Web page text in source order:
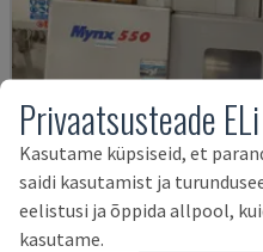
Privaatsusteade
Kasutame küpsiseid, et
saidi kasutamist ja
eelistusi ja õppida allpool,
kasutame.